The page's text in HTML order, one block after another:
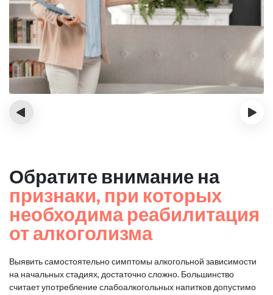
‹ ›
Обратите внимание на
признаки, при которых
необходима реабилитация
от алкоголизма
Выявить самостоятельно симптомы алкогольной зависимости
на начальных стадиях, достаточно сложно. Большинство
считает употребление слабоалкогольных напитков допустимо